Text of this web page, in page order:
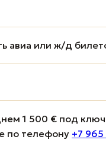
авиа или ж/д
1 500 € под
по телефону +7 965